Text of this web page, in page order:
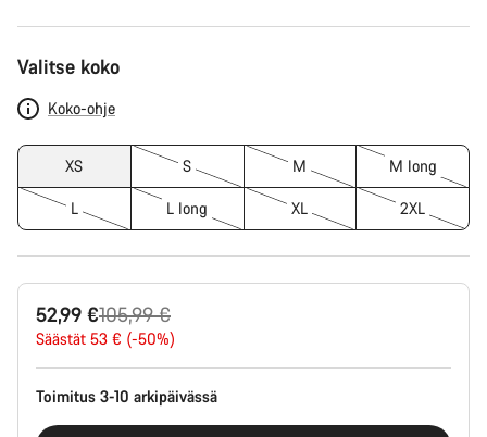
Tuotekonfiguraatio
Valitse koko
Koko-ohje
XS S M M long
L L long XL 2XL
52,99 €
Alkuperäinen
hinta
105,99 €
Säästät 53 € (-50%)
Toimitus 3-10 arkipäivässä